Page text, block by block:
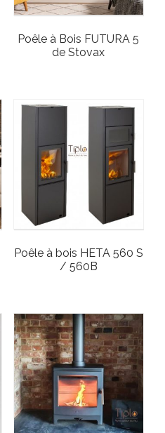
Poêle à Bois FUTURA 5
de Stovax
Poêle à bois HETA 560 S
/ 560B